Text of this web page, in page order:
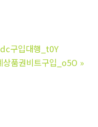
구입대행_t0Y
품권비트구입_o5O »